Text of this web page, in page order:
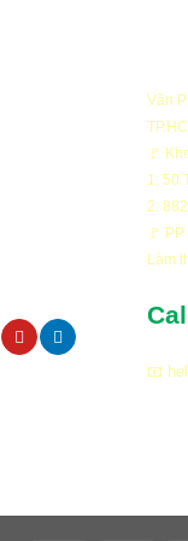
Daisy nổi
Quận 2
Văn
🚩
1: 50
2:
🚩
Làm
📧